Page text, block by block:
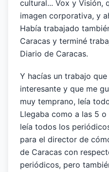
cultural... Vox y Visión,
imagen corporativa, y
Había trabajado
Caracas y terminé
Diario de Caracas.
Y hacías un trabajo
interesante y que me
muy temprano, leía
Llegaba como a las 5
leía todos los
para el director de
de Caracas con
periódicos, pero